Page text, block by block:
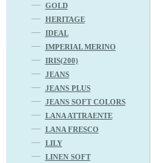
GOLD
HERITAGE
IDEAL
IMPERIAL MERINO
IRIS(200)
JEANS
JEANS PLUS
JEANS SOFT COLORS
LANA ATTRAENTE
LANA FRESCO
LILY
LINEN SOFT